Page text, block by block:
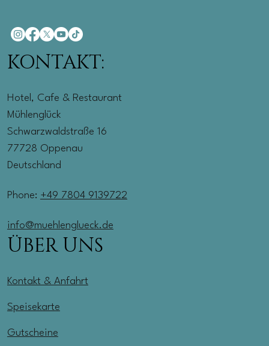
KONTAKT:
Hotel, Cafe & Restaurant
Mühlenglück
Schwarzwaldstraße 16
77728 Oppenau
Deutschland
Phone: +49 7804 9139722
info@muehlenglueck.de
ÜBER UNS
Kontakt & Anfahrt
Speisekarte
Gutscheine